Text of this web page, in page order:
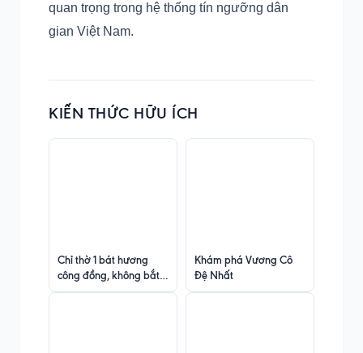
quan trọng trong hệ thống tín ngưỡng dân
gian Việt Nam.
KIẾN THỨC HỮU ÍCH
Chỉ thờ 1 bát hương
công đồng, không bắt
buộc lập 3 bát
Khám phá Vương Cô
Đệ Nhất